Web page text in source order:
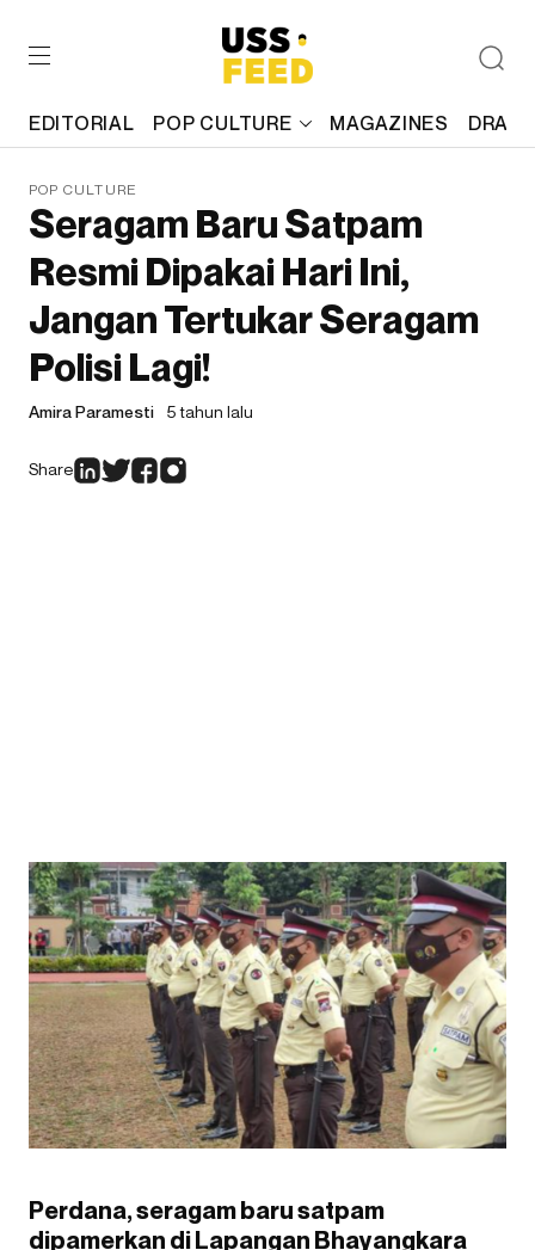
EDITORIAL POP CULTURE MAGAZINES
POP CULTURE
Seragam Baru Satpam
Resmi Dipakai Hari Ini,
Jangan Tertukar Seragam
Polisi Lagi!
Amira Paramesti 5 tahun lalu
Share
Perdana, seragam baru satpam
dipamerkan di Lapangan Bhayangkara